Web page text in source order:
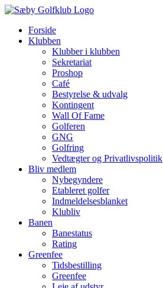
Skip
contentForside
Klubben
Klubber i klubben
Sekretariat
Proshop
Café
Bestyrelse & udvalg
Kontingent
Wall Of Fame
Golferen
GNG
Golfring
Vedtægter og Privatlivspolitik
Bliv medlem
Nybegyndere
Etableret golfer
Indmeldelsesblanket
Klubliv
Banen
Banestatus
Rating
Greenfee
Tidsbestilling
Greenfee